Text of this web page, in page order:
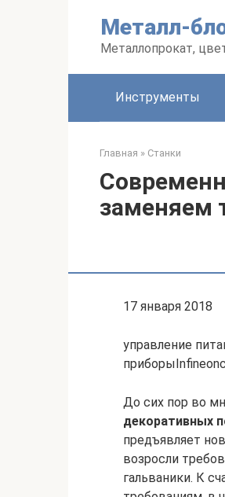
Металл-
Металлопрокат,
Инструменты
Главная » Станки
заменяем
17 января 2018
управление
До сих пор во
декоративных
предъявляет
возросли
гальваники. К